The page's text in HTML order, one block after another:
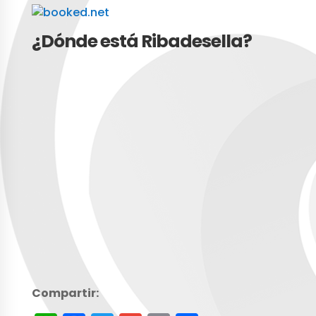
¿Dónde está Ribadesella?
Compartir: